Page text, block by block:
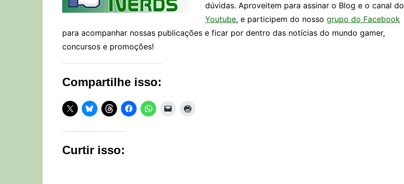
dúvidas. Aproveitem para assinar o Blog e o canal do
Youtube, e participem do nosso grupo do Facebook
para acompanhar nossas publicações e ficar por dentro das notícias do mundo gamer,
concursos e promoções!
Compartilhe isso:
Curtir isso: